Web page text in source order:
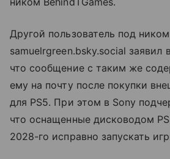
Другой пользователь под ником
samuelrgreen.bsky.social заявил
что сообщение с таким же
ему на почту после покупки
для PS5. При этом в Sony
что оснащенные дисководом
2028-го исправно запускать